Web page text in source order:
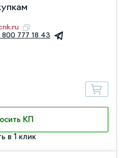
800 777 18 43
КП
в 1 клик